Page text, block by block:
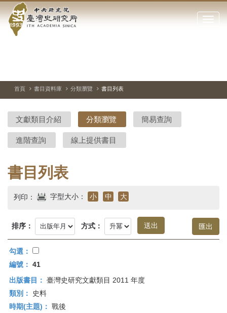
到中
央
院-
臺
灣
史
研
究
首
頁
點
閉
站
停、
圖
圖
結
首頁 書目資料庫 分類瀏覽 書目列表
文獻類目介紹 分類瀏覽 簡易查詢
進階查詢 線上提供書目
書目列表
列印： 字型大小： 小 中 大
排序： 方式：
勾選：
編號： 41
出版書目： 臺灣史研究文獻類目 2011 年度
類別：
史料
時期(主題)： 戰後